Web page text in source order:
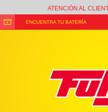
ATENCIÓN AL
ENCUENTRA TU BATERÍA